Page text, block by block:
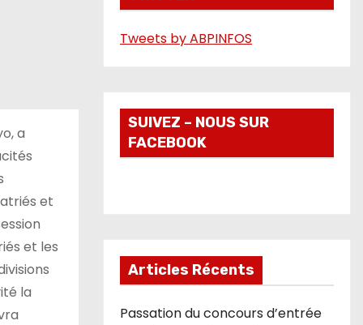
a
et
et les
la
o
Tweets by ABPINFOS
SUIVEZ – NOUS SUR
FACEBOOK
Articles Récents
Passation du concours d’entrée